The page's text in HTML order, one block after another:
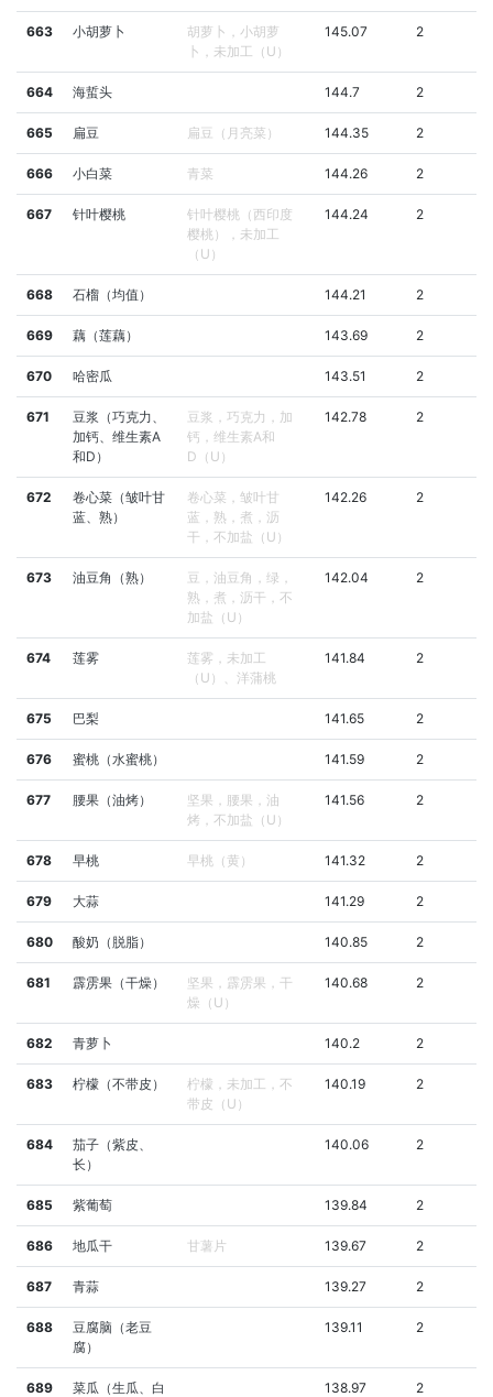
663 小胡萝卜
胡萝卜，小胡萝
卜，未加工（U）
145.07 2
664 海蜇头 144.7 2
665 扁豆 扁豆（月亮菜） 144.35 2
666 小白菜 青菜 144.26 2
667 针叶樱桃
针叶樱桃（西印度
樱桃），未加工
（U）
144.24 2
668 石榴（均值） 144.21 2
669 藕（莲藕） 143.69 2
670 哈密瓜 143.51 2
671
豆浆（巧克力、
加钙、维生素A
和D）
豆浆，巧克力，加
钙，维生素A和
D（U）
142.78 2
672
卷心菜（皱叶甘
蓝、熟）
卷心菜，皱叶甘
蓝，熟，煮，沥
干，不加盐（U）
142.26 2
673 油豆角（熟）
豆，油豆角，绿，
熟，煮，沥干，不
加盐（U）
142.04 2
674 莲雾
莲雾，未加工
（U）、洋蒲桃
141.84 2
675 巴梨 141.65 2
676 蜜桃（水蜜桃） 141.59 2
677 腰果（油烤）
坚果，腰果，油
烤，不加盐（U）
141.56 2
678 早桃 早桃（黄） 141.32 2
679 大蒜 141.29 2
680 酸奶（脱脂） 140.85 2
681 霹雳果（干燥）
坚果，霹雳果，干
燥（U）
140.68 2
682 青萝卜 140.2 2
683 柠檬（不带皮）
柠檬，未加工，不
带皮（U）
140.19 2
684
茄子（紫皮、
长）
140.06 2
685 紫葡萄 139.84 2
686 地瓜干 甘薯片 139.67 2
687 青蒜 139.27 2
688
豆腐脑（老豆
腐）
139.11 2
689
菜瓜（生瓜、白
138.97 2